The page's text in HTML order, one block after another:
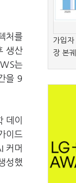
처를
생산
는
을 9
데이
이드
커머
성했
가입자
장 본